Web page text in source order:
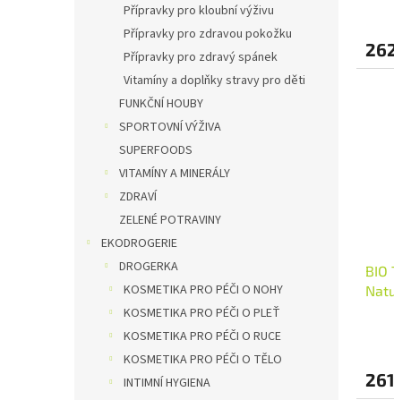
Přípravky pro kloubní výživu
Přípravky pro zdravou pokožku
Přípravky pro zdravý spánek
Vitamíny a doplňky stravy pro děti
FUNKČNÍ HOUBY
SPORTOVNÍ VÝŽIVA
SUPERFOODS
VITAMÍNY A MINERÁLY
ZDRAVÍ
ZELENÉ POTRAVINY
EKODROGERIE
DROGERKA
KOSMETIKA PRO PÉČI O NOHY
KOSMETIKA PRO PÉČI O PLEŤ
KOSMETIKA PRO PÉČI O RUCE
KOSMETIKA PRO PÉČI O TĚLO
INTIMNÍ HYGIENA